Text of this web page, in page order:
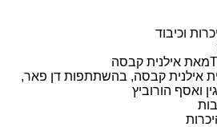
וכיבוד
מאת אילנית קבסה
אילנית קבסה, בהשתתפות דן פאר,
ואסף הורוביץ